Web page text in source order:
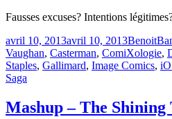
Fausses excuses? Intentions
Publié
le
avril 10, 2013avril 10, 2013Benoit
Vaughan, Casterman, ComiXologie,
Staples, Gallimard, Image Comics,
Saga
Mashup – The Shining